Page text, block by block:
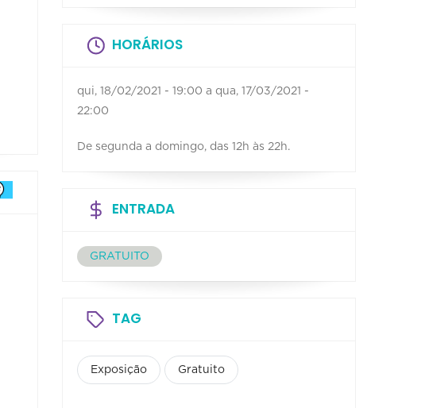
HORÁRIOS
qui, 18/02/2021 - 19:00 a qua, 17/03/2021 -
22:00
De segunda a domingo, das 12h às 22h.
ENTRADA
GRATUITO
TAG
Exposição Gratuito